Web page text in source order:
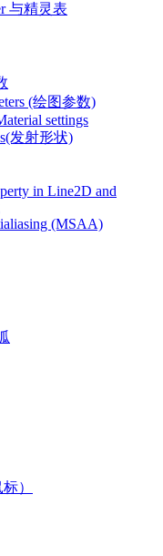
与精灵表
(绘图参数)
settings
发射形状)
in Line2D and
(MSAA)
）